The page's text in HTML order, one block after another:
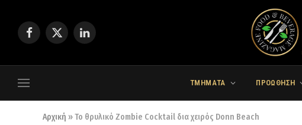
Facebook
X
LinkedIn
ΤΜΗΜΑΤΑ ΠΡΟΩΘΗΣΗ
Αρχική »Το θρυλικό Zombie Cocktail δια χειρός Donn Beach